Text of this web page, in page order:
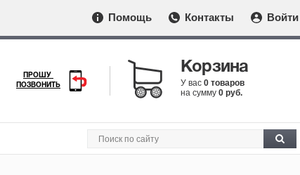
Помощь Контакты Войти
ПРОШУ
ПОЗВОНИТЬ
Корзина
У вас 0 товаров
на сумму 0 руб.